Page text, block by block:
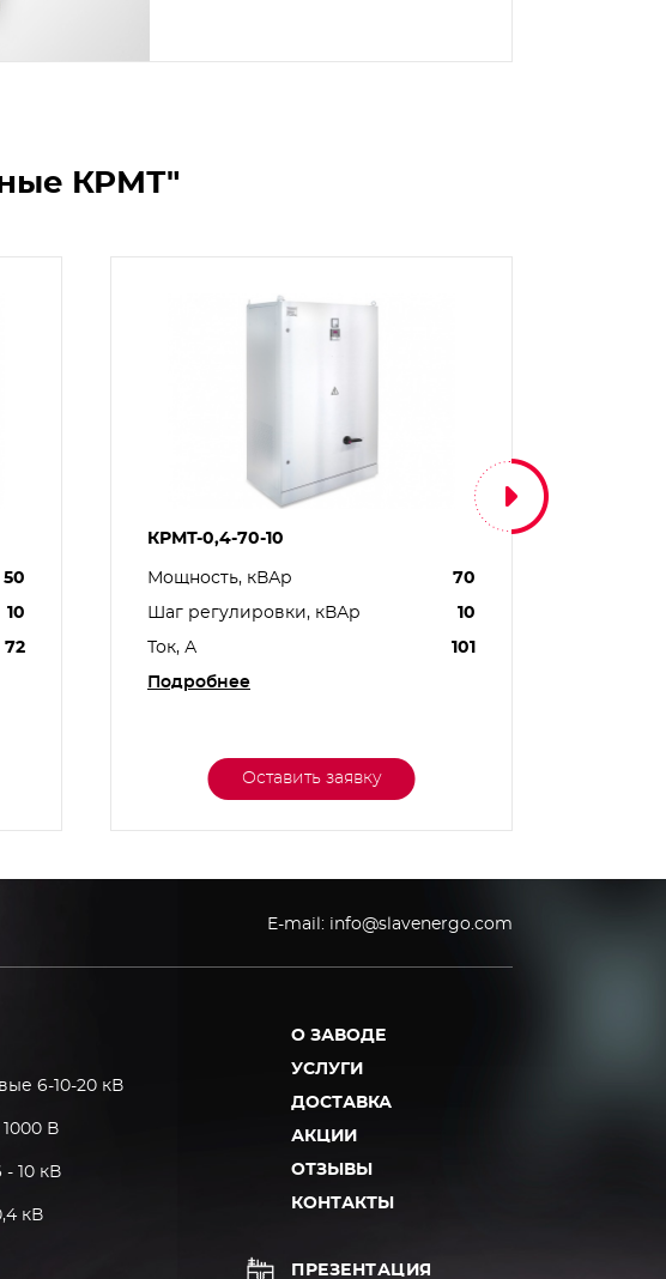
КРМТ"
50
10
72
КРМТ-0,4-70-10
Мощность, кВАр 70
Шаг регулировки, кВАр 10
Ток, А 101
Подробнее
Оставить заявку
E-mail: info@slavenergo.com
О ЗАВОДЕ
УСЛУГИ
ДОСТАВКА
АКЦИИ
ОТЗЫВЫ
КОНТАКТЫ
6-10-20 кВ
В
10 кВ
кВ
ПРЕЗЕНТАЦИЯ